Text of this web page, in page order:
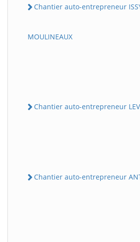
Chantier auto-entrepreneur
MOULINEAUX
Chantier auto-entrepreneur
Chantier auto-entrepreneur